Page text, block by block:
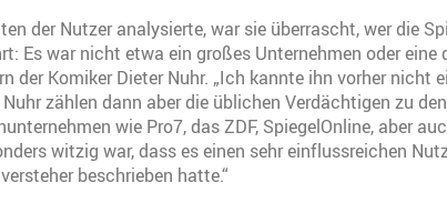
der Nutzer analysierte, war sie überrascht, wer die
Es war nicht etwa ein großes Unternehmen oder eine
der Komiker Dieter Nuhr. „Ich kannte ihn vorher nicht
zählen dann aber die üblichen Verdächtigen zu
wie Pro7, das ZDF, SpiegelOnline, aber
witzig war, dass es einen sehr einflussreichen
beschrieben hatte.“